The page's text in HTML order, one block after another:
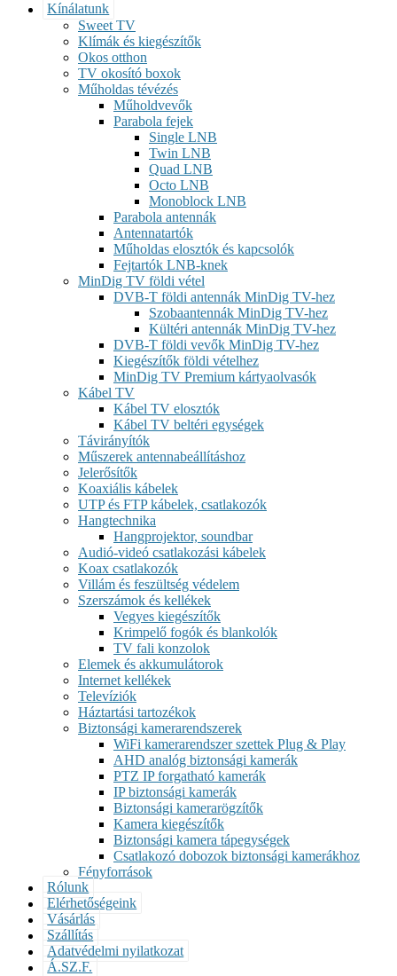
Kínálatunk
Sweet TV
Klímák és kiegészítők
Okos otthon
TV okosító boxok
Műholdas tévézés
Műholdvevők
Parabola fejek
Single LNB
Twin LNB
Quad LNB
Octo LNB
Monoblock LNB
Parabola antennák
Antennatartók
Műholdas elosztók és kapcsolók
Fejtartók LNB-knek
MinDig TV földi vétel
DVB-T földi antennák MinDig TV-hez
Szobaantennák MinDig TV-hez
Kültéri antennák MinDig TV-hez
DVB-T földi vevők MinDig TV-hez
Kiegészítők földi vételhez
MinDig TV Premium kártyaolvasók
Kábel TV
Kábel TV elosztók
Kábel TV beltéri egységek
Távirányítók
Műszerek antennabeállításhoz
Jelerősítők
Koaxiális kábelek
UTP és FTP kábelek, csatlakozók
Hangtechnika
Hangprojektor, soundbar
Audió-videó csatlakozási kábelek
Koax csatlakozók
Villám és feszültség védelem
Szerszámok és kellékek
Vegyes kiegészítők
Krimpelő fogók és blankolók
TV fali konzolok
Elemek és akkumulátorok
Internet kellékek
Televíziók
Háztartási tartozékok
Biztonsági kamerarendszerek
WiFi kamerarendszer szettek Plug & Play
AHD analóg biztonsági kamerák
PTZ IP forgatható kamerák
IP biztonsági kamerák
Biztonsági kamerarögzítők
Kamera kiegészítők
Biztonsági kamera tápegységek
Csatlakozó dobozok biztonsági kamerákhoz
Fényforrások
Rólunk
Elérhetőségeink
Vásárlás
Szállítás
Adatvédelmi nyilatkozat
Á.SZ.F.